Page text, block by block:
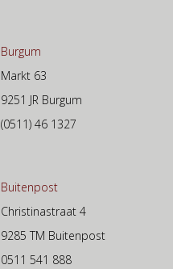
Burgum
Markt 63
9251 JR Burgum
(0511) 46 1327
Buitenpost
Christinastraat 4
9285 TM Buitenpost
0511 541 888